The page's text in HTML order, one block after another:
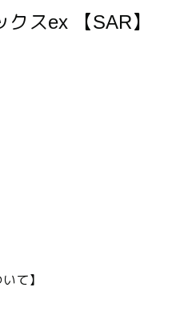
クスex 【SAR】
て】